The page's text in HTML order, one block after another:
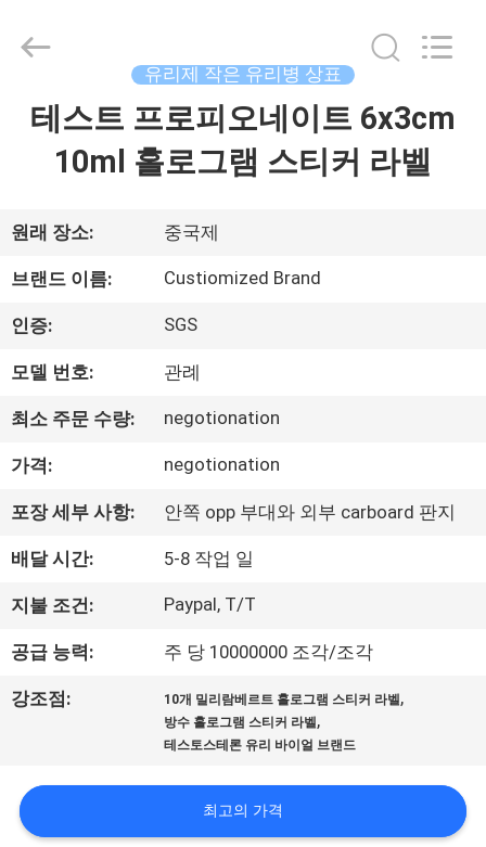
품
우
리
하
여
공
장
여
품
2017
Industry
유리제 작은 유리병 상표
테스트 프로피오네이트 6x3cm
10ml 홀로그램 스티커 라벨
원래 장소: 중국제
브랜드 이름: Custiomized Brand
인증: SGS
모델 번호: 관례
최소 주문 수량: negotionation
가격: negotionation
포장 세부 사항: 안쪽 opp 부대와 외부 carboard 판지
배달 시간: 5-8 작업 일
지불 조건: Paypal, T/T
공급 능력: 주 당 10000000 조각/조각
강조점: 10개 밀리람베르트 홀로그램 스티커 라벨,
방수 홀로그램 스티커 라벨,
테스토스테론 유리 바이얼 브랜드
최고의 가격